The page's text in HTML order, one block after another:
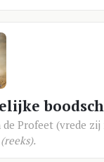
Profeet (vrede zij